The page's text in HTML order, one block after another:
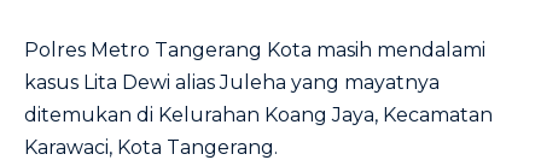
Polres Metro Tangerang Kota masih mendalami
kasus Lita Dewi alias Juleha yang mayatnya
ditemukan di Kelurahan Koang Jaya, Kecamatan
Karawaci, Kota Tangerang.